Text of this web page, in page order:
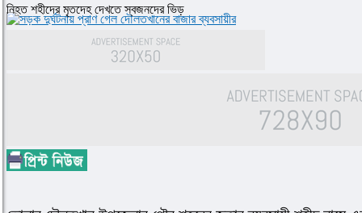
নিহত শহীদের মৃতদেহ দেখতে স্বজনদের ভিড়